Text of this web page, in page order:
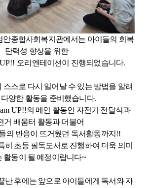
안종합사회복지관에서는 아이들의 회복
탄력성 향상을 위한
오리엔테이션이 진행되었습니다.
스스로 다시 일어날 수 있는 방법을 알려
양한 활동을 준비했습니다.
UP!!의 메인 활동인 자전거 전달식과
거 배움터 활동과 더불어
의 반응이 뜨거웠던 독서활동까지 !!
히 초등 필독도서로 진행하여 더욱 의미
활동이 될 예정이랍니다~
난 후에는 앞으로 아이들에게 독서와 자